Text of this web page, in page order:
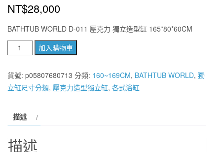
NT$28,000
BATHTUB WORLD D-011 壓克力 獨立造型缸 165*80*60CM
BATHTUB
WORLD
D-
011
力
立
加入購物車
貨號: p05807680713 分類: 160~169CM, BATHTUB WORLD, 獨
立缸尺寸分類, 壓克力造型獨立缸, 各式浴缸
描述
描述